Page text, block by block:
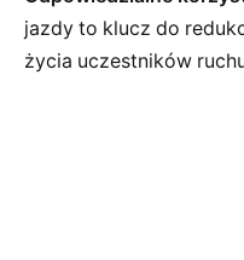
jazdy to klucz do
życia uczestników